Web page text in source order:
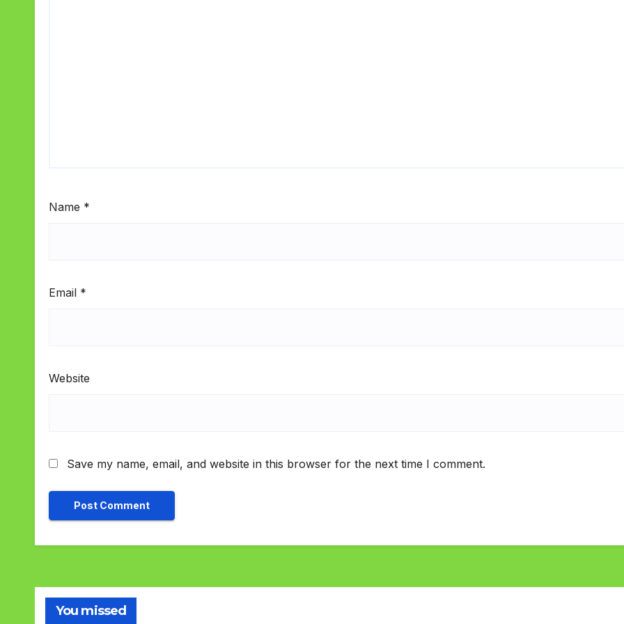
Name *
Email *
Website
Save my name, email, and website in this browser for the next time I comment.
You missed